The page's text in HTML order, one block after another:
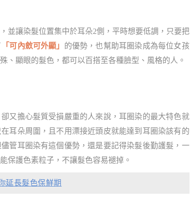
並讓染髮位置集中於耳朵2側，平時想要低調，只要把
「可內斂可外顯」 的優勢，也幫助耳圈染成為每位女孩
、顯眼的髮色，都可以百搭至各種臉型、風格的人。
又擔心髮質受損嚴重的人來說，耳圈染的最大特色就
耳朵周圍，且不用漂接近頭皮就能達到耳圈染該有的
管耳圈染有這個優勢，還是要記得染髮後勤護髮，一
保護色素粒子，不讓髮色容易褪掉。
延長髮色保鮮期